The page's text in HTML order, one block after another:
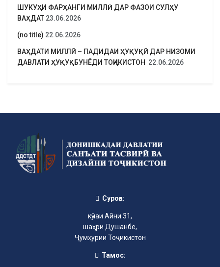
ШУКУҲИ ФАРҲАНГИ МИЛЛӢ ДАР ФАЗОИ СУЛҲУ
ВАҲДАТ 23.06.2026
(no title) 22.06.2026
ВАҲДАТИ МИЛЛӢ – ПАДИДАИ ҲУҚУҚӢ ДАР НИЗОМИ
ДАВЛАТИ ҲУҚУҚБУНЁДИ ТОҶИКИСТОН 22.06.2026
Суроға:
кӯчаи Айни 31,
шаҳри Душанбе,
Ҷумҳурии Тоҷикистон
Тамос: